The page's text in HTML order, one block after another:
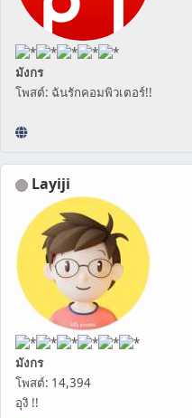
มังกร
โพสต์: ฉันรักคอมพิวเตอร์!!
Layiji
มังกร
โพสต์: 14,394
อุงิ !!